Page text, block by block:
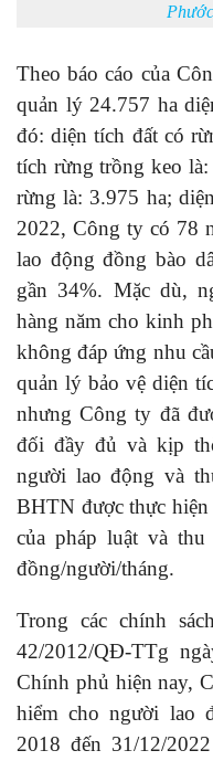
Theo báo cáo của
quản lý 24.757 ha
đó: diện tích đất có
tích rừng trồng keo
rừng là: 3.975 ha;
2022, Công ty có 78
lao động đồng bào
gần 34%. Mặc dù,
hàng năm cho kinh
không đáp ứng nhu
quản lý bảo vệ diện
nhưng Công ty đã
đối đầy đủ và kịp
người lao động và
BHTN được thực
của pháp luật và
đồng/người/tháng.
Trong các chính
42/2012/QĐ-TTg
Chính phủ hiện nay,
hiểm cho người lao
2018 đến 31/12/